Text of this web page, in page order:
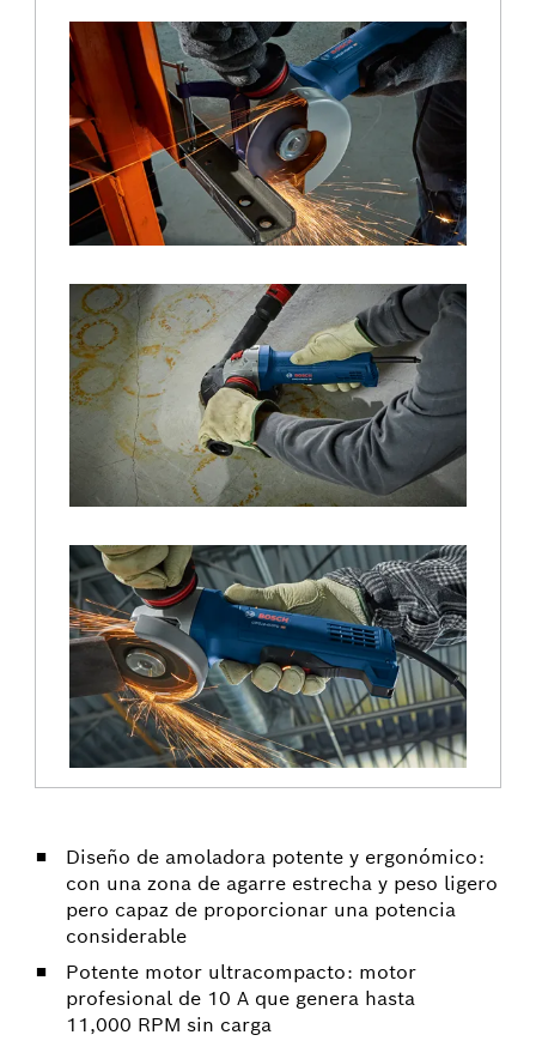
Diseño de amoladora potente y ergonómico:
con una zona de agarre estrecha y peso ligero
pero capaz de proporcionar una potencia
considerable
Potente motor ultracompacto: motor
profesional de 10 A que genera hasta
11,000 RPM sin carga